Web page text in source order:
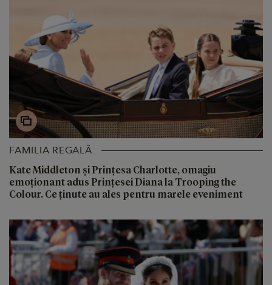
FAMILIA REGALĂ
Kate Middleton și Prințesa Charlotte, omagiu
emoționant adus Prințesei Diana la Trooping the
Colour. Ce ținute au ales pentru marele eveniment